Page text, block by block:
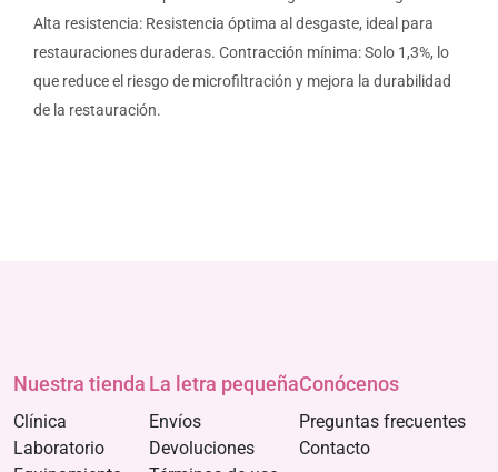
Alta resistencia: Resistencia óptima al desgaste, ideal para
restauraciones duraderas. Contracción mínima: Solo 1,3%, lo
que reduce el riesgo de microfiltración y mejora la durabilidad
de la restauración.
Nuestra tienda
Clínica
Laboratorio
La letra pequeña
Envíos
Devoluciones
Conócenos
Preguntas frecuentes
Contacto